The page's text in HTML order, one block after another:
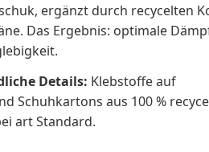
ergänzt durch recycelten
Das Ergebnis: optimale
Details: Klebstoffe auf
Schuhkartons aus 100 %
art Standard.